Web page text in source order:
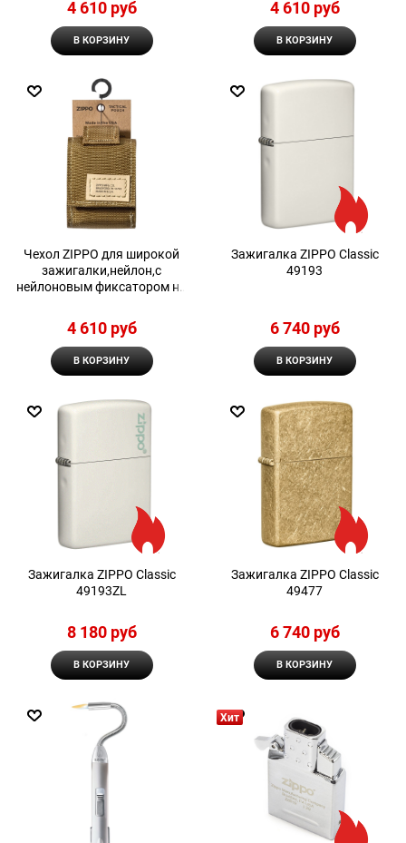
4 610 руб
В КОРЗИНУ
4 610 руб
В КОРЗИНУ
Чехол ZIPPO для широкой
зажигалки,нейлон,с
нейлоновым фиксатором на
4 610 руб
В КОРЗИНУ
Зажигалка ZIPPO Classic
49193
6 740 руб
В КОРЗИНУ
Зажигалка ZIPPO Classic
49193ZL
8 180 руб
В КОРЗИНУ
Зажигалка ZIPPO Classic
49477
6 740 руб
В КОРЗИНУ
Хит